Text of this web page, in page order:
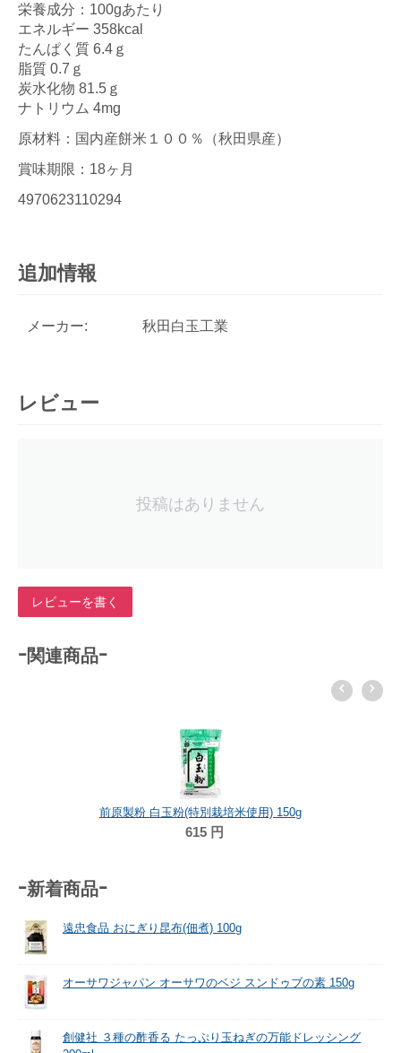
栄養成分：100gあたり
エネルギー 358kcal
たんぱく質 6.4ｇ
脂質 0.7ｇ
炭水化物 81.5ｇ
ナトリウム 4mg
原材料：国内産餅米１００％（秋田県産）
賞味期限：18ヶ月
4970623110294
追加情報
メーカー: 秋田白玉工業
レビュー
投稿はありません
レビューを書く
-関連商品-
前原製粉 白玉粉(特別栽培米使用) 150g
615 円
-新着商品-
遠忠食品 おにぎり昆布(佃煮) 100g
オーサワジャパン オーサワのベジ スンドゥブの素 150g
創健社 ３種の酢香る たっぷり玉ねぎの万能ドレッシング